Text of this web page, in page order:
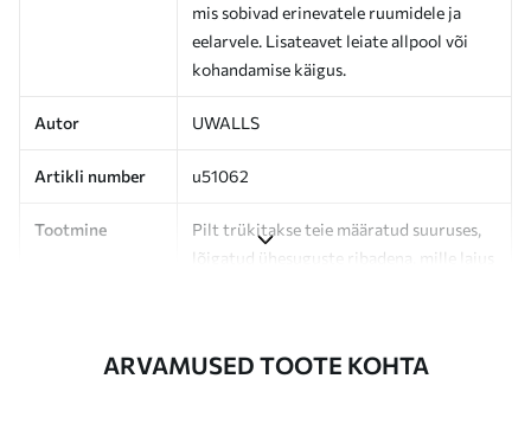
mis sobivad erinevatele ruumidele ja
eelarvele. Lisateavet leiate allpool või
kohandamise käigus.
Autor UWALLS
Artikli number u51062
Tootmine
Pilt trükitakse teie määratud suuruses,
lõigatud ühesuguste ribadena, mille laius
ARVAMUSED TOOTE KOHTA